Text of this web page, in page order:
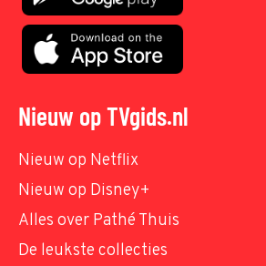
Nieuw op TVgids.nl
Nieuw op Netflix
Nieuw op Disney+
Alles over Pathé Thuis
De leukste collecties